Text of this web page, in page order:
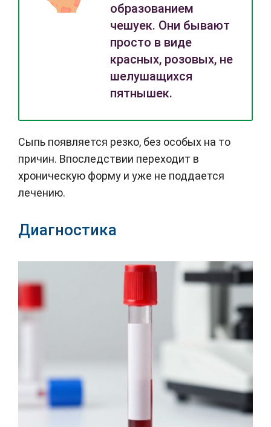
образованием
чешуек. Они бывают
просто в виде
красных, розовых, не
шелушащихся
пятнышек.
Сыпь появляется резко, без особых на то
причин. Впоследствии переходит в
хроническую форму и уже не поддается
лечению.
Диагностика